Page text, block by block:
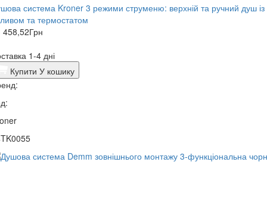
система Kroner 3 режими струменю: верхній та ручний душ із
та термостатом
458,52Грн
1-4 дні
Купити У кошику